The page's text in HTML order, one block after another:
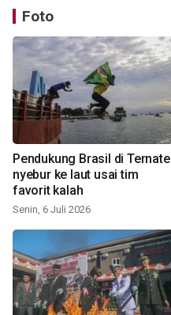
Foto
Pendukung Brasil di Ternate
nyebur ke laut usai tim
favorit kalah
Senin, 6 Juli 2026